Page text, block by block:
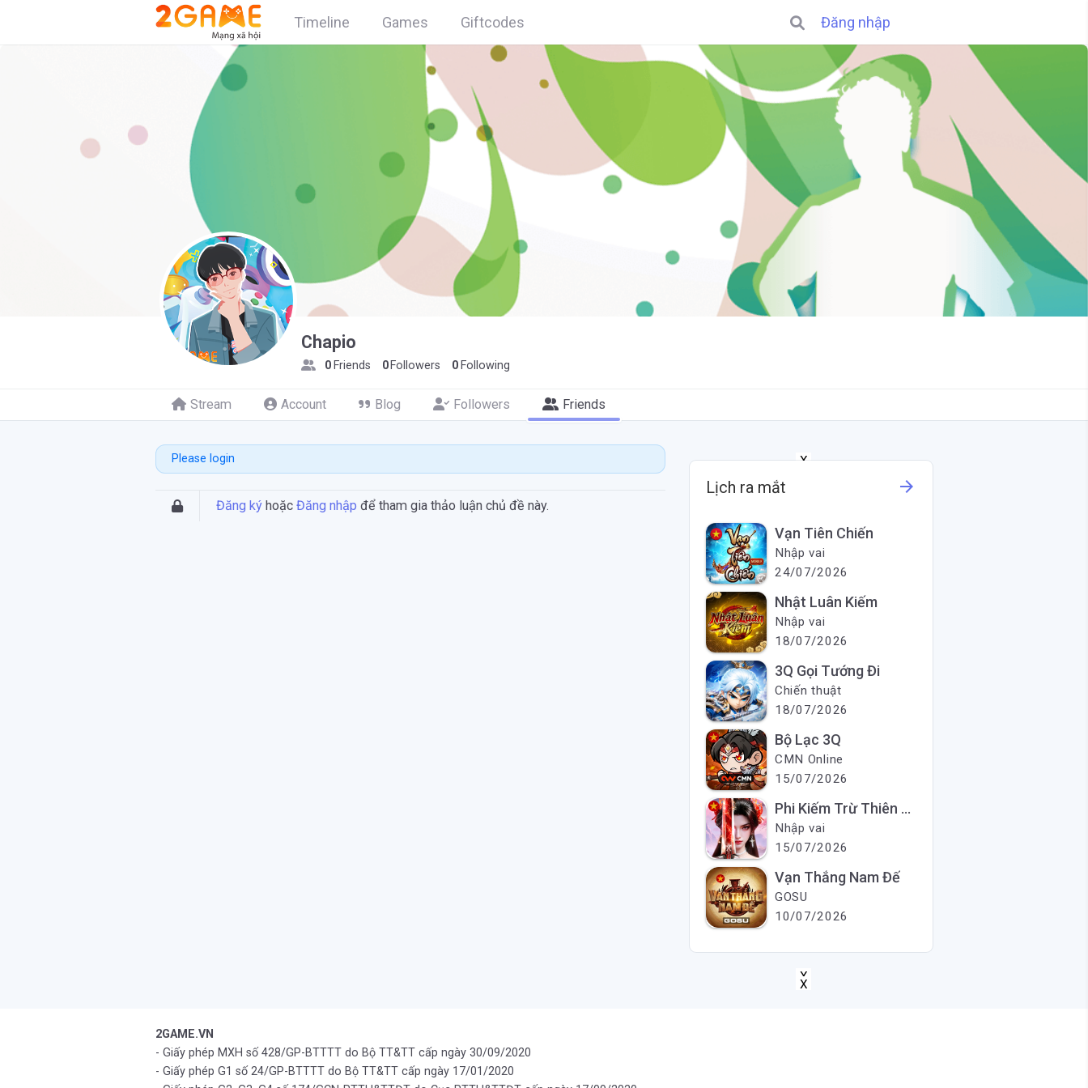
Timeline Games Giftcodes Đăng nhập
Chapio
0 Friends 0 Followers 0 Following
Stream Account Blog Followers Friends
Please login
Đăng ký hoặc Đăng nhập để tham gia thảo luận chủ đề này.
X
Lịch ra mắt arrow_forward
Vạn Tiên Chiến
Nhập vai
24/07/2026
Nhật Luân Kiếm
Nhập vai
18/07/2026
3Q Gọi Tướng Đi
Chiến thuật
18/07/2026
Bộ Lạc 3Q
CMN Online
15/07/2026
Phi Kiếm Trừ Thiên Ma
Nhập vai
15/07/2026
Vạn Thắng Nam Đế
GOSU
10/07/2026
X
X
2GAME.VN
- Giấy phép MXH số 428/GP-BTTTT do Bộ TT&TT cấp ngày 30/09/2020
- Giấy phép G1 số 24/GP-BTTTT do Bộ TT&TT cấp ngày 17/01/2020